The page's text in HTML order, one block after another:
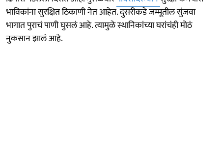
भाविकांना सुरक्षित ठिकाणी नेत आहेत. दुसरीकडे जम्मूतील सुंजवा
भागात पुराचं पाणी घुसलं आहे. त्यामुळे स्थानिकांच्या घरांचंही मोठं
नुकसान झालं आहे.